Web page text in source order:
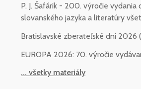
P. J. Šafárik - 200. výročie vydania
slovanského jazyka a literatúry
Bratislavské zberateľské dni 2026
EUROPA 2026: 70. výročie
... všetky materiály